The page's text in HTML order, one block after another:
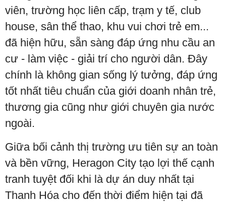
viên, trường học liên cấp, trạm y tế, club
house, sân thể thao, khu vui chơi trẻ em...
đã hiện hữu, sẵn sàng đáp ứng nhu cầu an
cư - làm việc - giải trí cho người dân. Đây
chính là không gian sống lý tưởng, đáp ứng
tốt nhất tiêu chuẩn của giới doanh nhân trẻ,
thương gia cũng như giới chuyên gia nước
ngoài.
Giữa bối cảnh thị trường ưu tiên sự an toàn
và bền vững, Heragon City tạo lợi thế cạnh
tranh tuyệt đối khi là dự án duy nhất tại
Thanh Hóa cho đến thời điểm hiện tại đã